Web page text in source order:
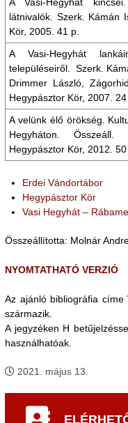
látnivalók. Szerk. Kámán
Kör, 2005. 41 p.
A Vasi-Hegyhát
településeiről. Szerk.
Drimmer László,
Hegypásztor Kör, 2007. 24
A velünk élő örökség.
Hegyháton.
Hegypásztor Kör, 2012. 50
Erdei Vándortábor
Hegypásztor Kör
Vasi Hegyhát –
Összeállította: Molnár
NYOMTATHATÓ VERZIÓ
Az ajánló bibliográfia címe
származik.
A jegyzéken H
használhatóak.
2021. május 13.